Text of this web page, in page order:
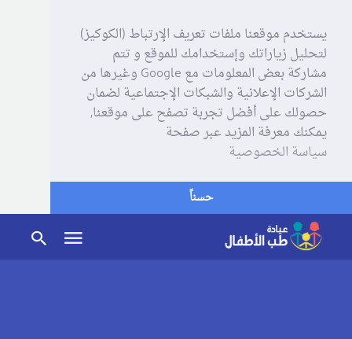
يستخدم موقعنا ملفات تعريف الإرتباط (الكوكيز)
لتحليل زياراتك وإستخدامك للموقع و تتم
مشاركة بعض المعلومات مع Google وغيرها من
الشركات الإعلانية والشبكات الإجتماعية لضمان
حصولك على أفضل تجربة تصفح على موقعنا,
يمكنك معرفة المزيد عبر صفحة
سياسة الخصوصية
حسناً